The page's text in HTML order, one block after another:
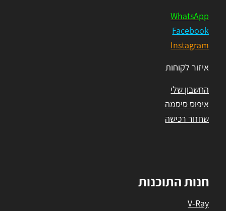
WhatsApp
Facebook
Instagram
איזור לקוחות
החשבון שלי
איפוס סיסמה
שחזור רכישה
חנות התוכנות
V-Ray